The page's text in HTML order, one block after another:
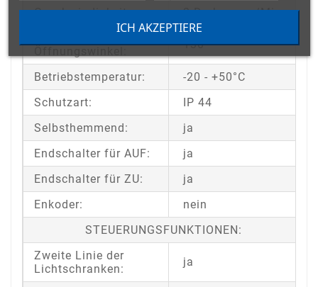
Geschwindigkeit:
2 Drehungen/Min
130 °
Betriebstemperatur:
-20 - +50°C
Schutzart:
IP 44
Selbsthemmend:
ja
Endschalter für AUF:
ja
Endschalter für ZU:
ja
Enkoder:
nein
STEUERUNGSFUNKTIONEN:
Zweite Linie der
Lichtschranken:
ja
ICH AKZEPTIERE